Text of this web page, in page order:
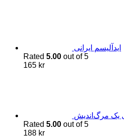
اید‌آلیسم ایرانی
Rated 5.00 out of 5
165 kr
یک مرگ‌اندیش
Rated 5.00 out of 5
188 kr